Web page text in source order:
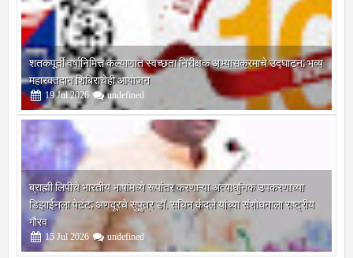
शतकपूर्ती वर्षानिमित्त कल्याणात स्वच्छता निरीक्षक अभ्यासक्रमाचे उद्घाटन; भव्य
महारक्तदान शिबिराचेही आयोजन
19 Jul 2026 undefined
ब्राह्मी लिपीचे भारतीय भाषांमध्ये रूपांतर करणाऱ्या अत्याधुनिक उपकरणाच्या
डिझाईनला पेटंट; अणदूरचे सुपुत्र डॉ. सचिन कंदले यांच्या संशोधनाला राष्ट्रीय
गौरव
15 Jul 2026 undefined